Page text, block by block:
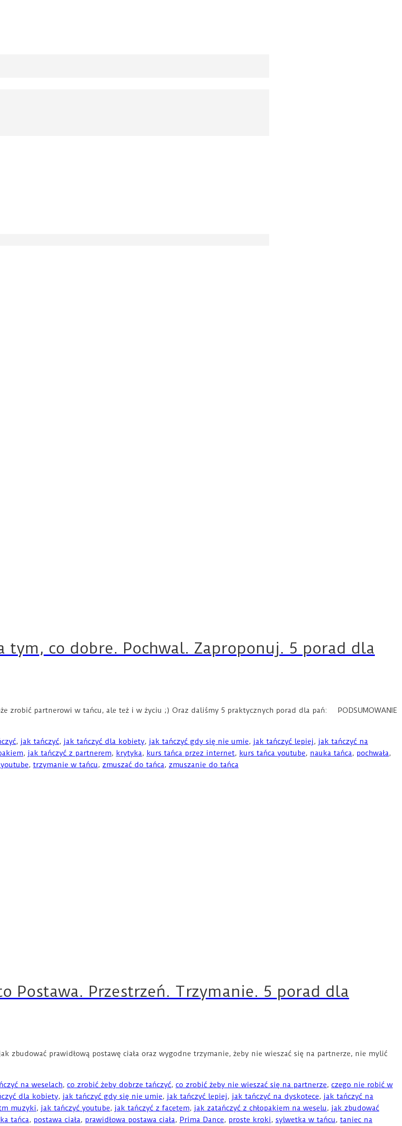
tym, co dobre. Pochwal. Zaproponuj. 5 porad dla
zrobić partnerowi w tańcu, ale też i w życiu ;) Oraz daliśmy 5 praktycznych porad dla pań: PODSUMOWANIE
, jak tańczyć, jak tańczyć dla kobiety, jak tańczyć gdy się nie umie, jak tańczyć lepiej, jak tańczyć na
, jak tańczyć z partnerem, krytyka, kurs tańca przez internet, kurs tańca youtube, nauka tańca, pochwała,
, trzymanie w tańcu, zmuszać do tańca, zmuszanie do tańca
Postawa. Przestrzeń. Trzymanie. 5 porad dla
zbudować prawidłową postawę ciała oraz wygodne trzymanie, żeby nie wieszać się na partnerze, nie mylić
na weselach, co zrobić żeby dobrze tańczyć, co zrobić żeby nie wieszać się na partnerze, czego nie robić w
dla kobiety, jak tańczyć gdy się nie umie, jak tańczyć lepiej, jak tańczyć na dyskotece, jak tańczyć na
muzyki, jak tańczyć youtube, jak tańczyć z facetem, jak zatańczyć z chłopakiem na weselu, jak zbudować
tańca, postawa ciała, prawidłowa postawa ciała, Prima Dance, proste kroki, sylwetka w tańcu, taniec na